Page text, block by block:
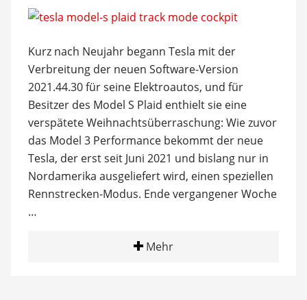
Kurz nach Neujahr begann Tesla mit der
Verbreitung der neuen Software-Version
2021.44.30 für seine Elektroautos, und für
Besitzer des Model S Plaid enthielt sie eine
verspätete Weihnachtsüberraschung: Wie zuvor
das Model 3 Performance bekommt der neue
Tesla, der erst seit Juni 2021 und bislang nur in
Nordamerika ausgeliefert wird, einen speziellen
Rennstrecken-Modus. Ende vergangener Woche
…
Mehr